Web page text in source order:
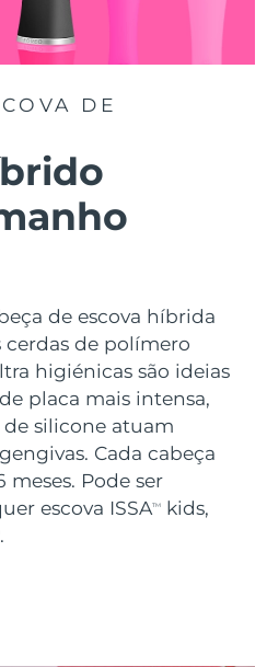
DE
de escova híbrida
cerdas de polímero
higiénicas são ideias
placa mais intensa,
silicone atuam
Cada cabeça
meses. Pode ser
escova ISSATM
kids,
.